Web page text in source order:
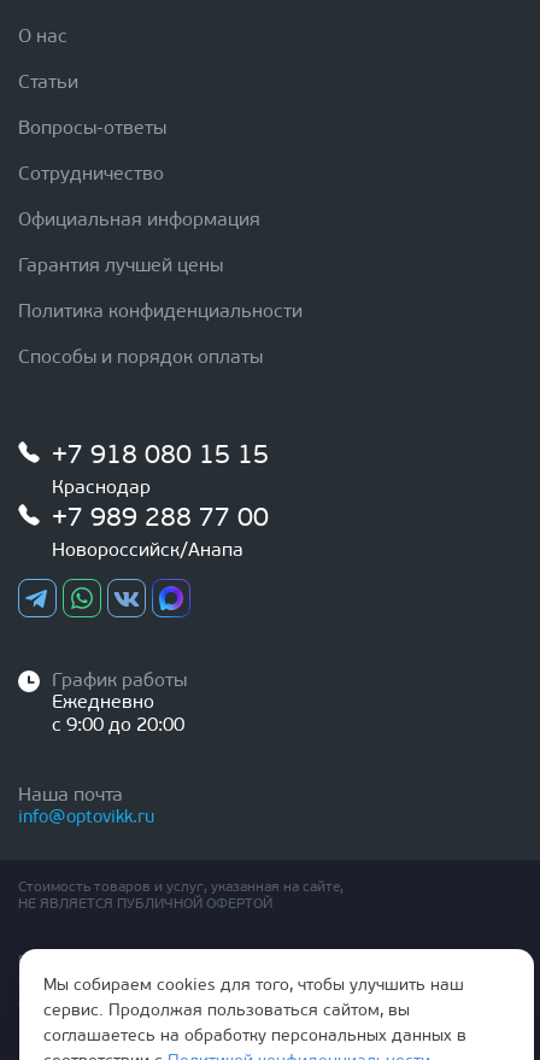
О нас
Статьи
Вопросы-ответы
Сотрудничество
Официальная информация
Гарантия лучшей цены
Политика конфиденциальности
Способы и порядок оплаты
+7 918 080 15 15
Краснодар
+7 989 288 77 00
Новороссийск/Анапа
График работы
Ежедневно
с 9:00 до 20:00
Наша почта
info@optovikk.ru
Стоимость товаров и услуг, указанная на сайте,
НЕ ЯВЛЯЕТСЯ ПУБЛИЧНОЙ ОФЕРТОЙ
Правила эксплутации входных и межкомнатных дверей
Политика обработки персональных данных
Согласие на обработку персональных данных
Мы собираем cookies для того, чтобы улучшить наш
сервис. Продолжая пользоваться сайтом, вы
соглашаетесь на обработку персональных данных в